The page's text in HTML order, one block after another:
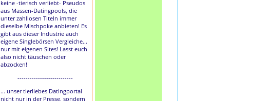
keine -tierisch verliebt- Pseudos
aus Massen-Datingpools, die
unter zahllosen Titeln immer
dieselbe Mischpoke anbieten! Es
gibt aus dieser Industrie auch
eigene Singlebörsen Vergleiche...
nur mit eigenen Sites! Lasst euch
also nicht täuschen oder
abzocken!
---------------------------
... unser tierliebes Datingportal
nicht nur in der Presse, sondern